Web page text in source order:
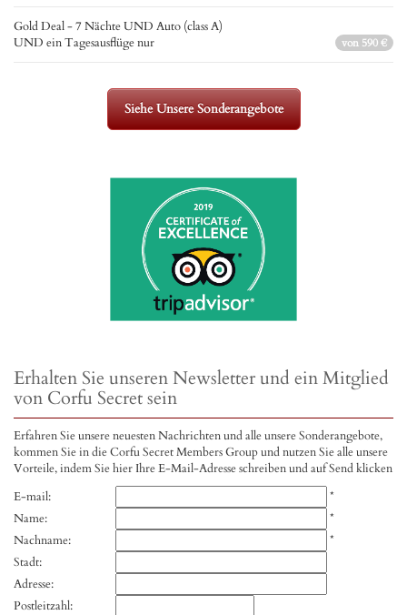
Gold Deal - 7 Nächte UND Auto (class A)
UND ein Tagesausflüge nur
von 590 €
Siehe Unsere Sonderangebote
Erhalten Sie unseren Newsletter und ein Mitglied
von Corfu Secret sein
Erfahren Sie unsere neuesten Nachrichten und alle unsere Sonderangebote,
kommen Sie in die Corfu Secret Members Group und nutzen Sie alle unsere
Vorteile, indem Sie hier Ihre E-Mail-Adresse schreiben und auf Send klicken
E-mail:
*
Name:
*
Nachname:
*
Stadt:
Adresse:
Postleitzahl: